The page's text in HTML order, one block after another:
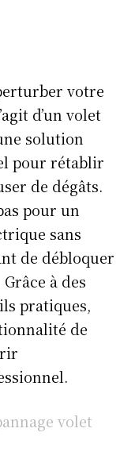
votre
d’un volet
solution
pour rétablir
de dégâts.
pour un
sans
de débloquer
à des
pratiques,
de
volet